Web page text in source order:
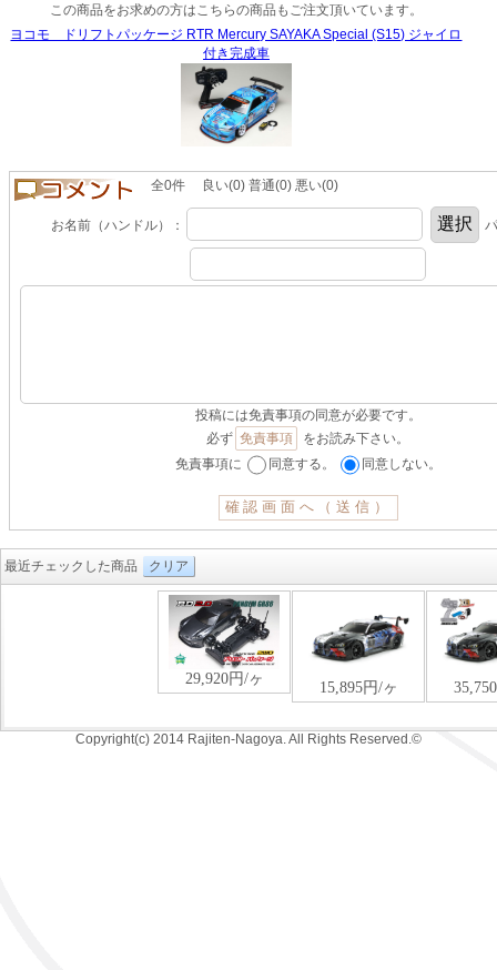
この商品をお求めの方はこちらの商品もご注文頂いています。
ヨコモ ドリフトパッケージ RTR Mercury SAYAKA Special (S15) ジャイロ
付き完成車
全0件 良い(0) 普通(0) 悪い(0)
お名前（ハンドル）：
投稿には免責事項の同意が必要です。
必ず 免責事項
をお読み下さい。
免責事項に
同意する。 同意しない。
最近チェックした商品 クリア
Copyright(c) 2014 Rajiten-Nagoya. All Rights Reserved.©